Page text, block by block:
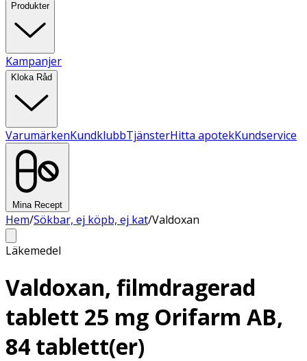
Produkter
Kampanjer
Kloka Råd
VarumärkenKundklubbTjänsterHitta apotekKundservice
Mina Recept
Hem/Sökbar, ej köpb, ej kat/Valdoxan
Läkemedel
Valdoxan, filmdragerad
tablett 25 mg Orifarm AB,
84 tablett(er)